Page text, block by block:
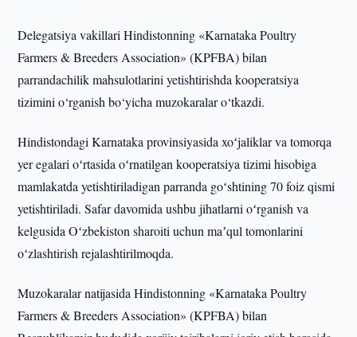
Delegatsiya vakillari Hindistonning «Karnataka Poultry
Farmers & Breeders Association» (KPFBA) bilan
parrandachilik mahsulotlarini yetishtirishda kooperatsiya
tizimini o‘rganish bo‘yicha muzokaralar o‘tkazdi.
Hindistondagi Karnataka provinsiyasida xoʻjaliklar va tomorqa
yer egalari oʻrtasida oʻrnatilgan kooperatsiya tizimi hisobiga
mamlakatda yetishtiriladigan parranda goʻshtining 70 foiz qismi
yetishtiriladi. Safar davomida ushbu jihatlarni oʻrganish va
kelgusida Oʻzbekiston sharoiti uchun maʼqul tomonlarini
oʻzlashtirish rejalashtirilmoqda.
Muzokaralar natijasida Hindistonning «Karnataka Poultry
Farmers & Breeders Association» (KPFBA) bilan